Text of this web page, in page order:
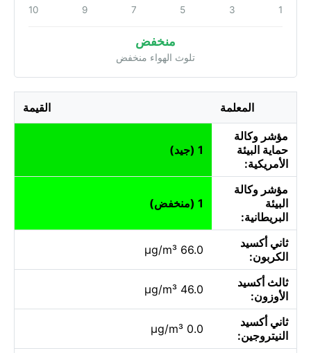
1
3
5
7
9
10
منخفض
تلوث الهواء منخفض
المعلمة القيمة
مؤشر وكالة
حماية البيئة
الأمريكية:
1 (جيد)
مؤشر وكالة
البيئة
البريطانية:
1 (منخفض)
ثاني أكسيد
الكربون:
66.0 µg/m³
ثالث أكسيد
الأوزون:
46.0 µg/m³
ثاني أكسيد
النيتروجين:
0.0 µg/m³